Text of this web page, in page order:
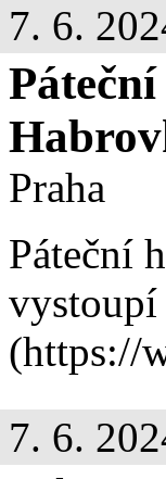
7. 6.
Praha
Páteční
vystoupí
(https://
7. 6.